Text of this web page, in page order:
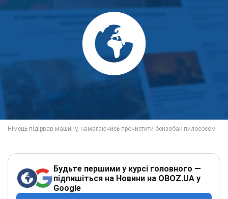
Будьте першими у курсі головного —
підпишіться на Новини на OBOZ.UA у
Google